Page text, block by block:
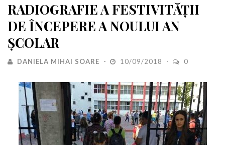
RADIOGRAFIE A FESTIVITĂȚII
DE ÎNCEPERE A NOULUI AN
ȘCOLAR
DANIELA MIHAI SOARE 10/09/2018 0